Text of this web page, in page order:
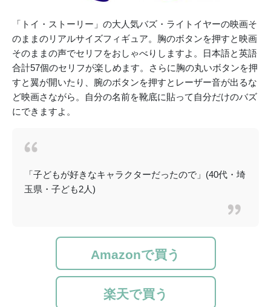
「トイ・ストーリー」の大人気バズ・ライトイヤーの映画そ
のままのリアルサイズフィギュア。胸のボタンを押すと映画
そのままの声でセリフをおしゃべりしますよ。日本語と英語
合計57個のセリフが楽しめます。さらに胸の丸いボタンを押
すと翼が開いたり、腕のボタンを押すとレーザー音が出るな
ど映画さながら。自分の名前を靴底に貼って自分だけのバズ
にできますよ。
「子どもが好きなキャラクターだったので」(40代・埼
玉県・子ども2人)
Amazonで買う
楽天で買う